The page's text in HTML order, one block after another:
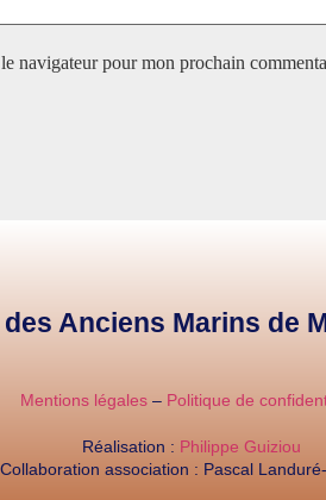
navigateur pour mon prochain
Anciens Marins de
Mentions légales – Politique de
Réalisation : Philippe Guiziou
Collaboration association : Pascal